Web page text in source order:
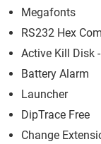
Megafonts
RS232 Hex
Active Kill Disk
Battery Alarm
Launcher
DipTrace Free
Change